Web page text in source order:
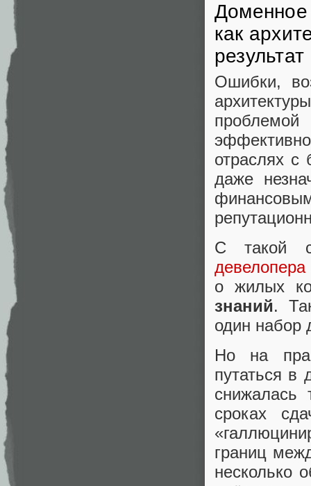
Доменное
как
результат
Ошибки,
отраслях
даже
С такой
о жилых
знаний.
один набор
Но на
путаться
снижалась
сроках
границ
несколько